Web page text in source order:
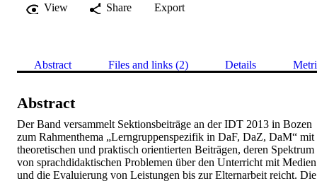
View
Share Export
Abstract Files and links (2) Details
Abstract
Der Band versammelt Sektionsbeiträge an der IDT 2013 in Bozen
zum Rahmenthema „Lerngruppenspezifik in DaF, DaZ, DaM“ mit
theoretischen und praktisch orientierten Beiträgen, deren Spektrum
von sprachdidaktischen Problemen über den Unterricht mit Medien
und die Evaluierung von Leistungen bis zur Elternarbeit reicht. Die